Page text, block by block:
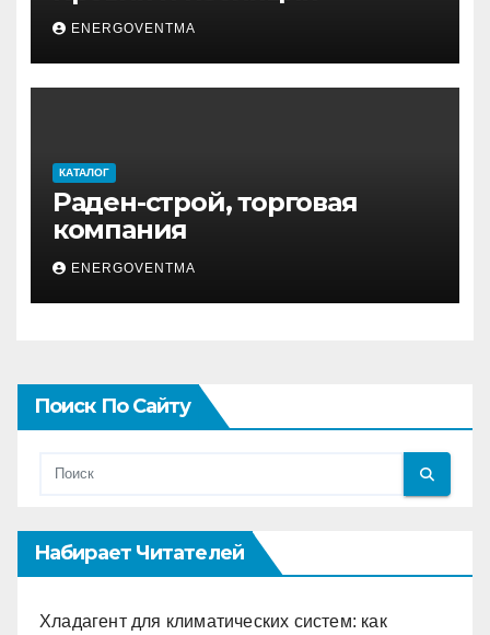
ENERGOVENTMA
КАТАЛОГ
Раден-строй, торговая
компания
ENERGOVENTMA
Поиск По Сайту
Набирает Читателей
Хладагент для климатических систем: как